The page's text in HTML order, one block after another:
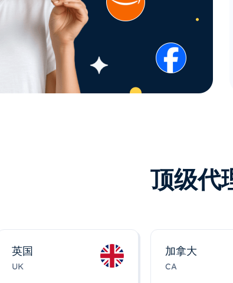
顶级代
英国
UK
加拿大
CA